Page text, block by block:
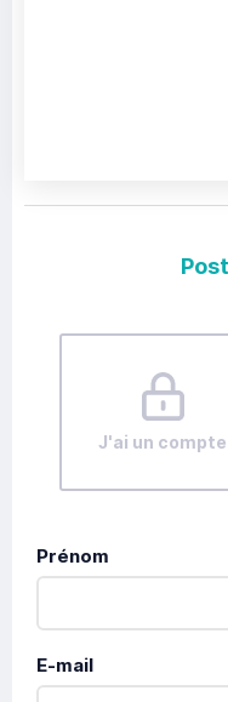
J'ai un compte
Prénom
E-mail